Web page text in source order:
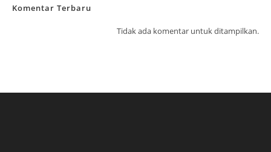
Komentar Terbaru
Tidak ada komentar untuk ditampilkan.